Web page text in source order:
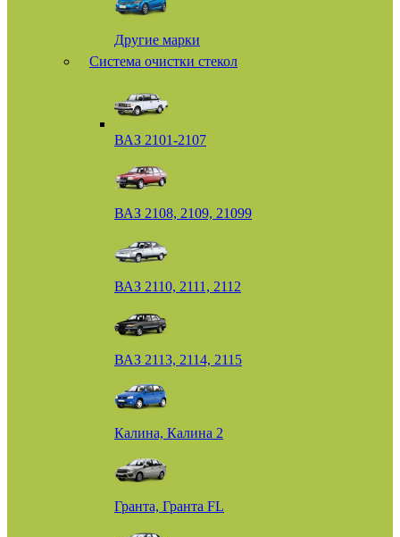
Другие марки
Система очистки стекол
ВАЗ 2101-2107
ВАЗ 2108, 2109, 21099
ВАЗ 2110, 2111, 2112
ВАЗ 2113, 2114, 2115
Калина, Калина 2
Гранта, Гранта FL